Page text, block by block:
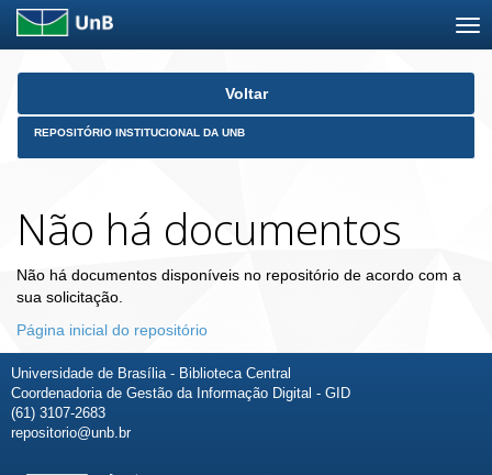
Skip
Voltar
REPOSITÓRIO INSTITUCIONAL DA UNB
Não há documentos
Não há documentos disponíveis no repositório de acordo com a
sua solicitação.
Página inicial do repositório
Universidade de Brasília - Biblioteca Central
Coordenadoria de Gestão da Informação Digital - GID
(61) 3107-2683
repositorio@unb.br